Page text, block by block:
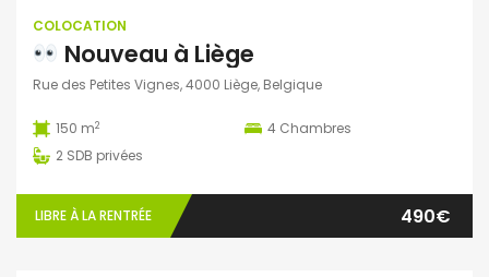
COLOCATION
Nouveau à Liège
Rue des Petites Vignes, 4000 Liège, Belgique
150 m2 4 Chambres
2 SDB privées
LIBRE À LA RENTRÉE 490€